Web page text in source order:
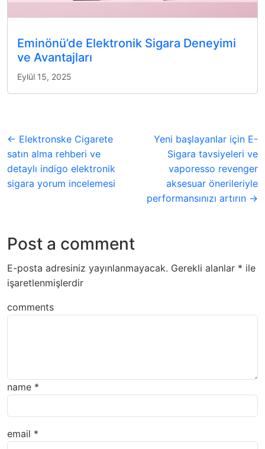
Eminönü’de Elektronik Sigara Deneyimi
ve Avantajları
Eylül 15, 2025
← Elektronske Cigarete
satın alma rehberi ve
detaylı indigo elektronik
sigara yorum incelemesi
Yeni başlayanlar için E-
Sigara tavsiyeleri ve
vaporesso revenger
aksesuar önerileriyle
performansınızı artırın →
Post a comment
E-posta adresiniz yayınlanmayacak. Gerekli alanlar * ile
işaretlenmişlerdir
comments
name *
email *